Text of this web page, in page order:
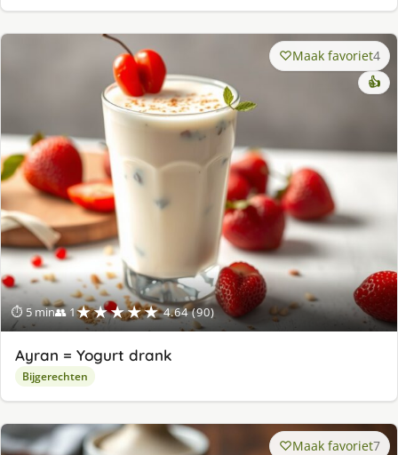
⏱ 5 min👥 1★★★★★ 4.64 (90)
Maak favoriet4
👍
Ayran = Yogurt drank
Bijgerechten
Maak favoriet7